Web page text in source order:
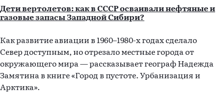
Дети вертолетов: как в СССР осваивали нефтяные и
газовые запасы Западной Сибири?
Как развитие авиации в 1960–1980-х годах сделало
Север доступным, но отрезало местные города от
окружающего мира — рассказывает географ Надежда
Замятина в книге «Город в пустоте. Урбанизация и
Арктика».